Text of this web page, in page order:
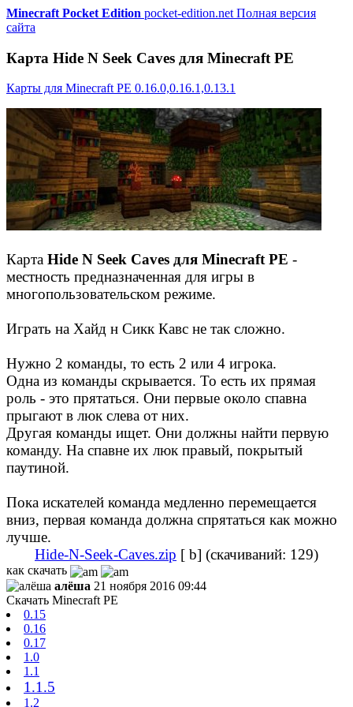
Minecraft Pocket Edition pocket-edition.net Полная версия
сайта
Карта Hide N Seek Caves для Minecraft PE
Карты для Minecraft PE 0.16.0,0.16.1,0.13.1
Карта Hide N Seek Caves для Minecraft PE -
местность предназначенная для игры в
многопользовательском режиме.
Играть на Хайд н Сикк Кавс не так сложно.
Нужно 2 команды, то есть 2 или 4 игрока.
Одна из команды скрывается. То есть их прямая
роль - это прятаться. Они первые около спавна
прыгают в люк слева от них.
Другая команды ищет. Они должны найти первую
команду. На спавне их люк правый, покрытый
паутиной.
Пока искателей команда медленно перемещается
вниз, первая команда должна спрятаться как можно
лучше.
Hide-N-Seek-Caves.zip [ b] (cкачиваний: 129)
как скачать
алёша 21 ноября 2016 09:44
Скачать Minecraft PE
0.15
0.16
0.17
1.0
1.1
1.1.5
1.2